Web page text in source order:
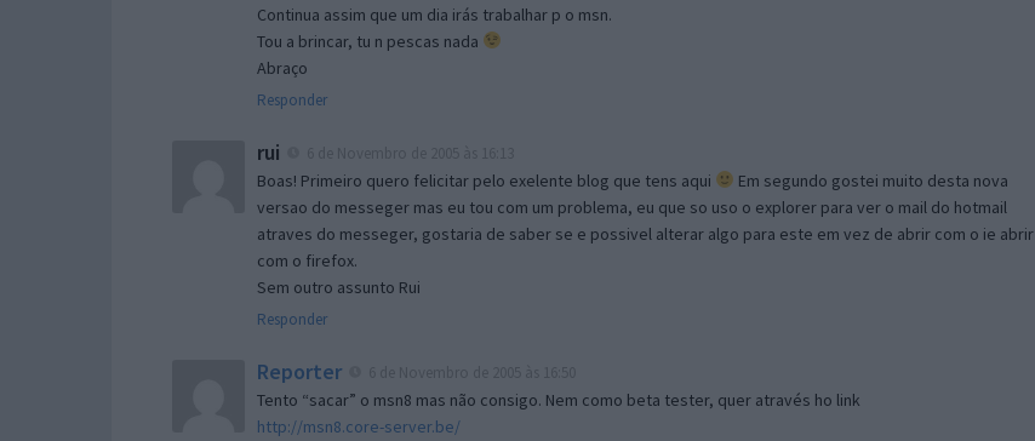
Continua assim que um dia irás trabalhar p o msn.
Tou a brincar, tu n pescas nada
Abraço
Responder
rui
Boas! Primeiro quero felicitar pelo exelente blog que tens aqui
Em segundo gostei muito desta nova
versao do messeger mas eu tou com um problema, eu que so uso o explorer para ver o mail do hotmail
atraves do messeger, gostaria de saber se e possivel alterar algo para este em vez de abrir com o ie abrir
com o firefox.
Sem outro assunto Rui
Responder
Reporter
Tento “sacar” o msn8 mas não consigo. Nem como beta tester, quer através ho link
http://msn8.core-server.be/